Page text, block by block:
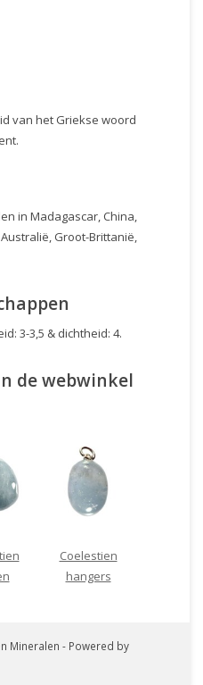
van het Griekse woord
in Madagascar, China,
Groot-Brittanië,
3-3,5 & dichtheid: 4.
de webwinkel
Coelestien
hangers
Mineralen - Powered by